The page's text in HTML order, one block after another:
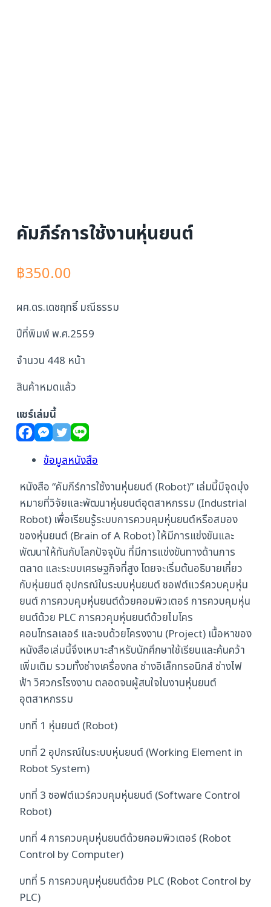
คัมภีร์การใช้งานหุ่นยนต์
฿350.00
ผศ.ดร.เดชฤทธิ์ มณีธรรม
ปีที่พิมพ์ พ.ศ.2559
จำนวน 448 หน้า
สินค้าหมดแล้ว
แชร์เล่มนี้
ข้อมูลหนังสือ
หนังสือ “คัมภีร์การใช้งานหุ่นยนต์ (Robot)” เล่มนี้มีจุดมุ่ง
หมายที่วิจัยและพัฒนาหุ่นยนต์อุตสาหกรรม (Industrial
Robot) เพื่อเรียนรู้ระบบการควบคุมหุ่นยนต์หรือสมอง
ของหุ่นยนต์ (Brain of A Robot) ให้มีการแข่งขันและ
พัฒนาให้ทันกับโลกปัจจุบัน ที่มีการแข่งขันทางด้านการ
ตลาด และระบบเศรษฐกิจที่สูง โดยจะเริ่มต้นอธิบายเกี่ยว
กับหุ่นยนต์ อุปกรณ์ในระบบหุ่นยนต์ ซอฟต์แวร์ควบคุมหุ่น
ยนต์ การควบคุมหุ่นยนต์ด้วยคอมพิวเตอร์ การควบคุมหุ่น
ยนต์ด้วย PLC การควคุมหุ่นยนต์ด้วยไมโคร
คอนโทรลเลอร์ และจบด้วยโครงงาน (Project) เนื้อหาของ
หนังสือเล่มนี้จึงเหมาะสำหรับนักศึกษาใช้เรียนและค้นคว้า
เพิ่มเติม รวมทั้งช่างเครื่องกล ช่างอิเล็กทรอนิกส์ ช่างไฟ
ฟ้า วิศวกรโรงงาน ตลอดจนผู้สนใจในงานหุ่นยนต์
อุตสาหกรรม
บทที่ 1 หุ่นยนต์ (Robot)
บทที่ 2 อุปกรณ์ในระบบหุ่นยนต์ (Working Element in
Robot System)
บทที่ 3 ซอฟต์แวร์ควบคุมหุ่นยนต์ (Software Control
Robot)
บทที่ 4 การควบคุมหุ่นยนต์ด้วยคอมพิวเตอร์ (Robot
Control by Computer)
บทที่ 5 การควบคุมหุ่นยนต์ด้วย PLC (Robot Control by
PLC)